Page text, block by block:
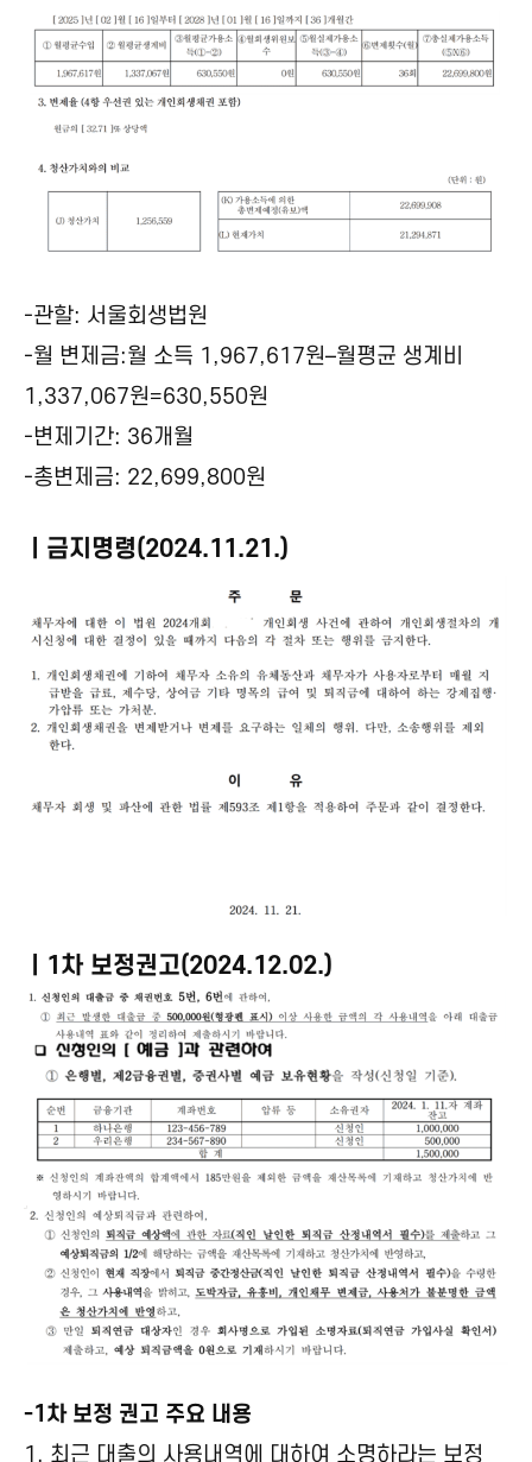
-관할: 서울회생법원
-월 변제금:월 소득 1,967,617원–월평균 생계비
1,337,067원=630,550원
-변제기간: 36개월
-총변제금: 22,699,800원
ㅣ금지명령(2024.11.21.)
ㅣ1차 보정권고(2024.12.02.)
-1차 보정 권고 주요 내용
1. 최근 대출의 사용내역에 대하여 소명하라는 보정